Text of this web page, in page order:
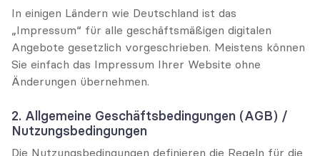
In einigen Ländern wie Deutschland ist das
„Impressum“ für alle geschäftsmäßigen digitalen
Angebote gesetzlich vorgeschrieben. Meistens können
Sie einfach das Impressum Ihrer Website ohne
Änderungen übernehmen.
2. Allgemeine Geschäftsbedingungen (AGB) /
Nutzungsbedingungen
Die Nutzungsbedingungen definieren die Regeln für die